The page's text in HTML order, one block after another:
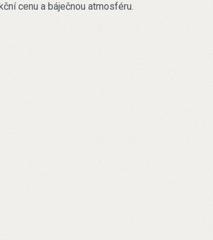
cenu a báječnou atmosféru.